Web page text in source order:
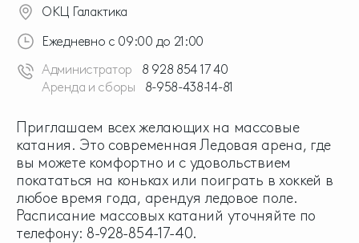
ОКЦ Галактика
Ежедневно с 09:00 до 21:00
Администратор
8 928 854 17 40
Аренда и сборы
8-958-438-14-81
Приглашаем всех желающих на массовые
катания. Это современная Ледовая арена, где
вы можете комфортно и с удовольствием
покататься на коньках или поиграть в хоккей в
любое время года, арендуя ледовое поле.
Расписание массовых катаний уточняйте по
телефону: 8-928-854-17-40.